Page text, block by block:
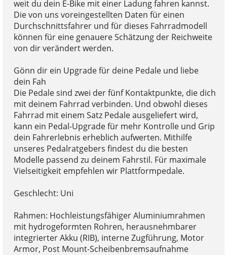
weit du dein E-Bike mit einer Ladung fahren kannst.
Die von uns voreingestellten Daten für einen
Durchschnittsfahrer und für dieses Fahrradmodell
können für eine genauere Schätzung der Reichweite
von dir verändert werden.
Gönn dir ein Upgrade für deine Pedale und liebe
dein Fah
Die Pedale sind zwei der fünf Kontaktpunkte, die dich
mit deinem Fahrrad verbinden. Und obwohl dieses
Fahrrad mit einem Satz Pedale ausgeliefert wird,
kann ein Pedal-Upgrade für mehr Kontrolle und Grip
dein Fahrerlebnis erheblich aufwerten. Mithilfe
unseres Pedalratgebers findest du die besten
Modelle passend zu deinem Fahrstil. Für maximale
Vielseitigkeit empfehlen wir Plattformpedale.
Geschlecht: Uni
Rahmen: Hochleistungsfähiger Aluminiumrahmen
mit hydrogeformten Rohren, herausnehmbarer
integrierter Akku (RIB), interne Zugführung, Motor
Armor, Post Mount-Scheibenbremsaufnahme